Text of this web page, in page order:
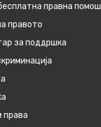
правна помош
правото
за поддршка
права